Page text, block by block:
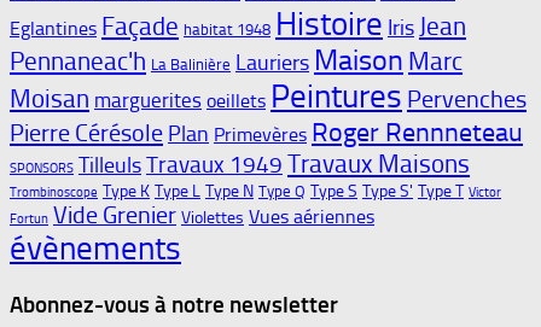
Eglantines Façade habitat 1948 Histoire Iris Jean
Pennaneac'h La Balinière Lauriers Maison Marc
Moisan marguerites oeillets Peintures Pervenches
Pierre Cérésole Plan Primevères Roger Rennneteau
SPONSORS TilleulsTravaux 1949 Travaux Maisons
Trombinoscope Type K Type L Type N Type Q Type S Type S' Type T Victor
Fortun Vide Grenier Violettes Vues aériennes
évènements
Abonnez-vous à notre newsletter